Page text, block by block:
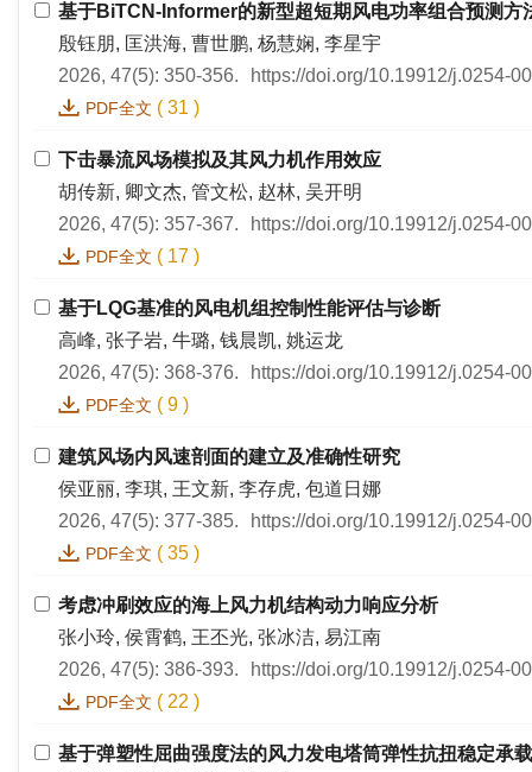
基于BiTCN-Informer的新型超短期风电功率组合预测方
殷钰朋, 匡洪海, 曹世鹏, 杨慧娴, 李星宇
2026, 47(5): 350-356.
https://doi.org/10.19912/j.0254-
PDF全文 ( 31 )
下击暴流风场模拟及其风力机作用效应
胡传新, 卿文杰, 管文松, 赵林, 吴开明
2026, 47(5): 357-367.
https://doi.org/10.19912/j.0254-
PDF全文 ( 17 )
基于LQG基准的风电机组控制性能评估与诊断
高峰, 张子岩, 牛璐, 钱晨凯, 姚运龙
2026, 47(5): 368-376.
https://doi.org/10.19912/j.0254-
PDF全文 ( 9 )
建筑风场内风速剖面的建立及准确性研究
侯亚丽, 李琪, 王文新, 李存虎, 包道日娜
2026, 47(5): 377-385.
https://doi.org/10.19912/j.0254-
PDF全文 ( 35 )
考虑冲刷效应的海上风力机结构动力响应分析
张小玲, 侯霄鹤, 王丕光, 张冰洁, 易江南
2026, 47(5): 386-393.
https://doi.org/10.19912/j.0254-
PDF全文 ( 22 )
基于弹塑性屈曲强度法的风力发电塔筒弹性抗扭稳定承